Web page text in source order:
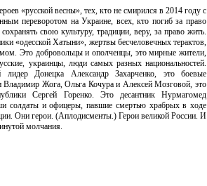
«русской весны», тех, кто не смирился в 2014 году с
переворотом на Украине, всех, кто погиб за право
свою культуру, традиции, веру, за право жить.
«одесской Хатыни», жертвы бесчеловечных терактов,
Это добровольцы и ополченцы, это мирные жители,
украинцы, люди самых разных национальностей.
Донецка Александр Захарченко, это боевые
Жога, Ольга Кочура и Алексей Мозговой, это
Сергей Горенко. Это десантник Нурмагомед
солдаты и офицеры, павшие смертью храбрых в ходе
Они герои. (Аплодисменты.) Герои великой России. И
молчания.